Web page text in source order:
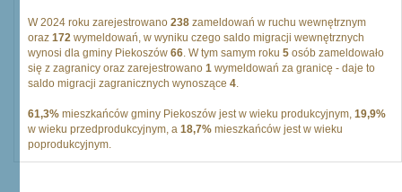
W 2024 roku zarejestrowano 238 zameldowań w ruchu wewnętrznym
oraz 172 wymeldowań, w wyniku czego saldo migracji wewnętrznych
wynosi dla gminy Piekoszów 66. W tym samym roku 5 osób zameldowało
się z zagranicy oraz zarejestrowano 1 wymeldowań za granicę - daje to
saldo migracji zagranicznych wynoszące 4.
61,3% mieszkańców gminy Piekoszów jest w wieku produkcyjnym, 19,9%
w wieku przedprodukcyjnym, a 18,7% mieszkańców jest w wieku
poprodukcyjnym.